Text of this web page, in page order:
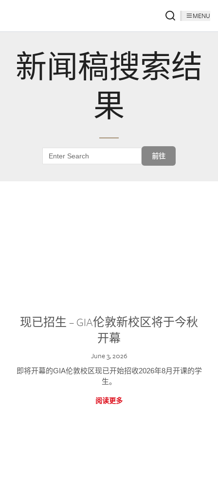
MENU
新闻稿搜索结
果
前往
现已招生 – GIA伦敦新校区将于今秋
开幕
June 3, 2026
即将开幕的GIA伦敦校区现已开始招收2026年8月开课的学
生。
阅读更多